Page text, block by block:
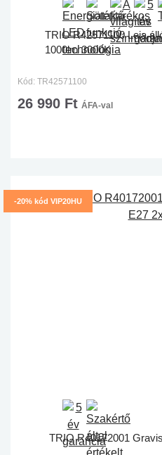
TRIO R42571100 Leia
1000lm 3000K
Kód: TR42571100
26 990 Ft ÁFA-val
-20% kód VIP20HU
TRIO R40172001